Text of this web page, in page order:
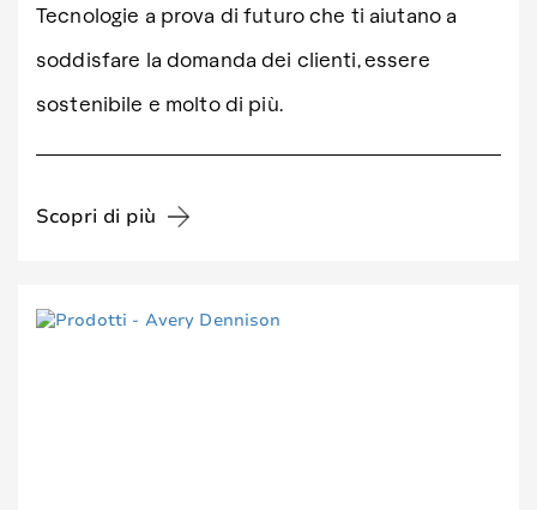
Tecnologie a prova di futuro che ti aiutano a
soddisfare la domanda dei clienti, essere
sostenibile e molto di più.
Scopri di più